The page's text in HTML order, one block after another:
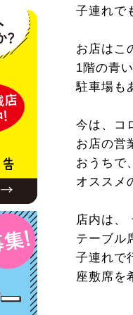
子連れで
お店はこ
1階の青
駐車場も
今は、コ
お店の営
おうちで
オススメ
店内は、
テーブル
子連れで
座敷席を